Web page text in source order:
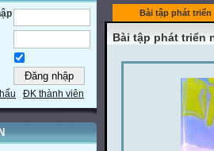
ĐK thành viên
Bài tập phát
Bài tập phát triển